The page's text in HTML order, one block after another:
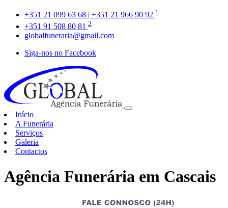
+351 21 099 63 68 | +351 21 966 90 92 1
+351 91 508 80 81 2
globalfuneraria@gmail.com
Siga-nos no Facebook
Início
A Funerária
Serviços
Galeria
Contactos
Agência Funerária em Cascais